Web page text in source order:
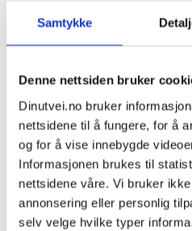
Samtykke
Denne nettsiden bruker
Dinutvei.no bruker
nettsidene til å fungere, for å
og for å vise innebygde
Informasjonen brukes til
nettsidene våre. Vi bruker
annonsering eller personlig
selv velge hvilke typer
skjedde.
Generelt er lover og regler
kompliserte. Det er gjerne
forhold er foreldet eller
vurdering av forholdet,
bistandsadvokat. En
bestille time hos politiet og
du vil levere en
ha rett til en gratis samtale